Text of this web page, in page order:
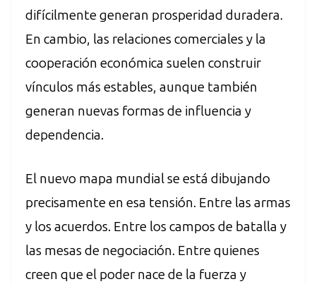
difícilmente generan prosperidad duradera.
En cambio, las relaciones comerciales y la
cooperación económica suelen construir
vínculos más estables, aunque también
generan nuevas formas de influencia y
dependencia.
El nuevo mapa mundial se está dibujando
precisamente en esa tensión. Entre las armas
y los acuerdos. Entre los campos de batalla y
las mesas de negociación. Entre quienes
creen que el poder nace de la fuerza y